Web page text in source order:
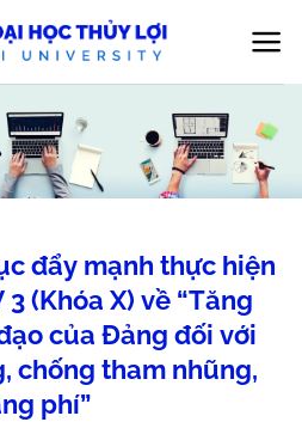
đẩy mạnh thực hiện
(Khóa X) về “Tăng
của Đảng đối với
chống tham nhũng,
phí”